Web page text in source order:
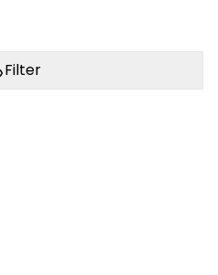
Filter